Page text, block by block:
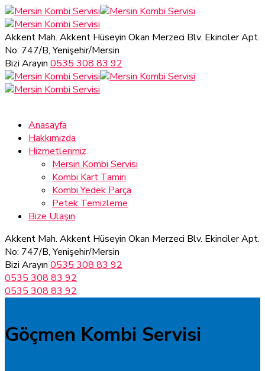
Akkent Mah. Akkent Hüseyin Okan Merzeci Blv. Ekinciler Apt.
No: 747/B, Yenişehir/Mersin
Bizi Arayın 0535 308 83 92
Anasayfa
Hakkımızda
Hizmetlerimiz
Mersin Kombi Servisi
Kombi Kart Tamiri
Kombi Yedek Parça
Petek Temizleme
Bize Ulaşın
Akkent Mah. Akkent Hüseyin Okan Merzeci Blv. Ekinciler Apt.
No: 747/B, Yenişehir/Mersin
Bizi Arayın 0535 308 83 92
0535 308 83 92
0535 308 83 92
Göçmen Kombi Servisi